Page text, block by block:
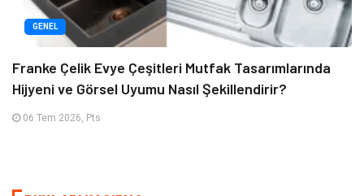
GENEL
Franke Çelik Evye Çeşitleri Mutfak Tasarımlarında
Hijyeni ve Görsel Uyumu Nasıl Şekillendirir?
06 Tem 2026, Pts